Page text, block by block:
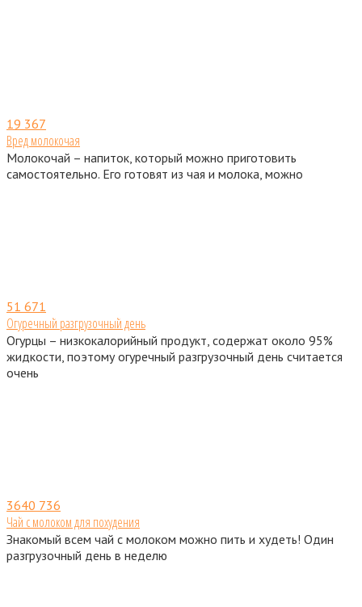
19 367
Вред молокочая
Молокочай – напиток, который можно приготовить
самостоятельно. Его готовят из чая и молока, можно
51 671
Огуречный разгрузочный день
Огурцы – низкокалорийный продукт, содержат около 95%
жидкости, поэтому огуречный разгрузочный день считается
очень
3640 736
Чай с молоком для похудения
Знакомый всем чай с молоком можно пить и худеть! Один
разгрузочный день в неделю